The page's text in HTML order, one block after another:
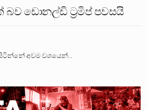
ඩොනල්ඩි ට්‍රමිප් පවසයි
අවම වශයෙන්…